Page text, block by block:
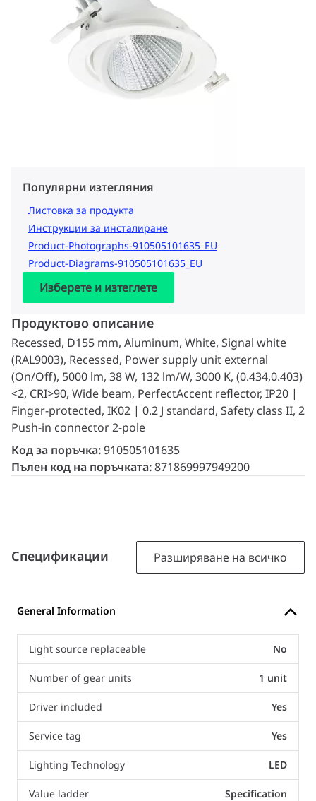
Популярни изтегляния
Листовка за продукта
Инструкции за инсталиране
Product-Photographs-910505101635_EU
Product-Diagrams-910505101635_EU
Изберете и изтеглете
Продуктово описание
Recessed, D155 mm, Aluminum, White, Signal white
(RAL9003), Recessed, Power supply unit external
(On/Off), 5000 lm, 38 W, 132 lm/W, 3000 K, (0.434,0.403)
<2, CRI>90, Wide beam, PerfectAccent reflector, IP20 |
Finger-protected, IK02 | 0.2 J standard, Safety class II, 2
Push-in connector 2-pole
Код за поръчка:910505101635
Пълен код на поръчката:871869997949200
Спецификации Разширяване на всичко
General Information
Light source replaceable No
Number of gear units 1 unit
Driver included Yes
Service tag Yes
Lighting Technology LED
Value ladder Specification